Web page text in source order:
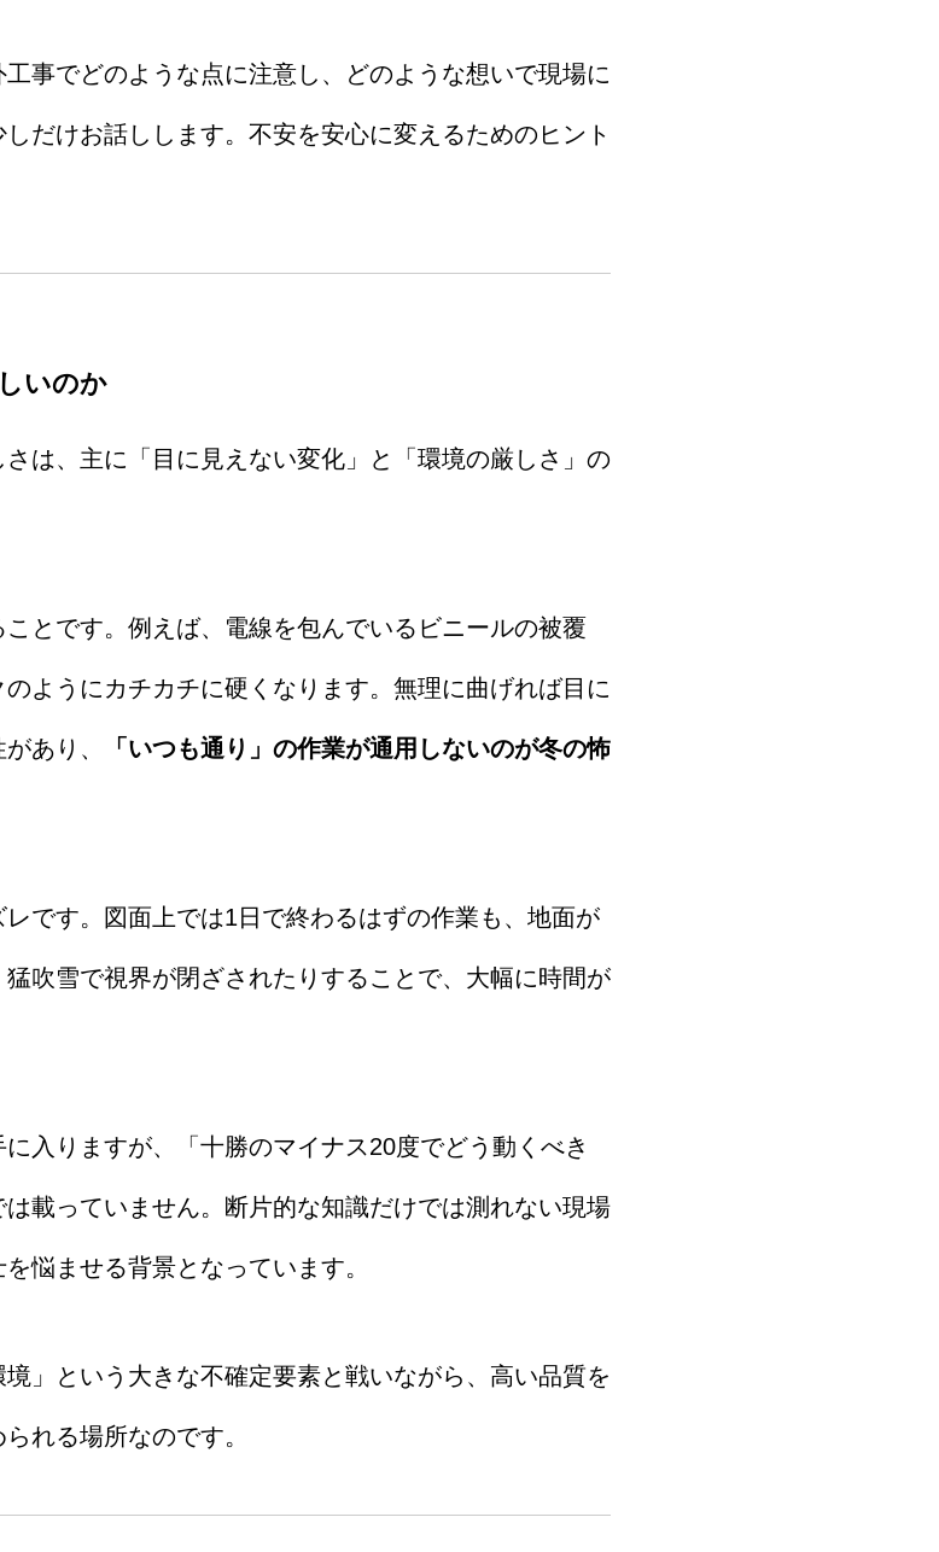
事でどのような点に注意し、どのような想いで現場に
だけお話しします。不安を安心に変えるためのヒント
いのか
は、主に「目に見えない変化」と「環境の厳しさ」の
とです。例えば、電線を包んでいるビニールの被覆
ようにカチカチに硬くなります。無理に曲げれば目に
あり、 「いつも通り」の作業が通用しないのが冬の怖
です。図面上では1日で終わるはずの作業も、地面が
吹雪で視界が閉ざされたりすることで、大幅に時間が
入りますが、「十勝のマイナス20度でどう動くべき
載っていません。断片的な知識だけでは測れない現場
悩ませる背景となっています。
」という大きな不確定要素と戦いながら、高い品質を
れる場所なのです。